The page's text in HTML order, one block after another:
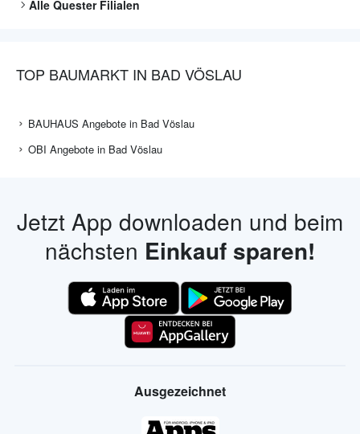
Alle QuesterFilialen
TOP BAUMARKT IN BAD VÖSLAU
BAUHAUS Angebote in Bad Vöslau
OBI Angebote in Bad Vöslau
Jetzt App downloaden und beim
nächsten Einkauf sparen!
Ausgezeichnet